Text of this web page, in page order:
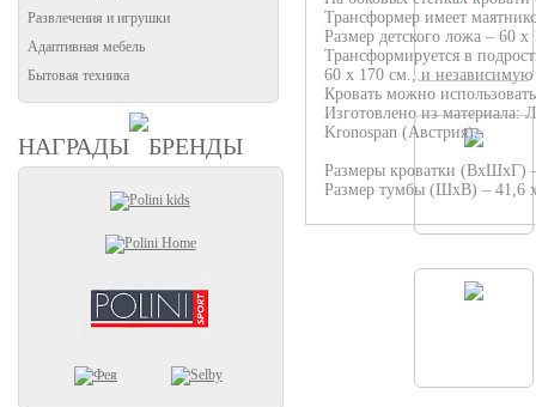
Развлечения и игрушки
Адаптивная мебель
Бытовая техника
НАГРАДЫ БРЕНДЫ
Трансформер имеет
Размер детского ложа – 60 х
Трансформируется в
60 х 170 см., и
Кровать можно
Изготовлено из
Kronospan (Австрия).
Размеры кроватки (ВхШхГ)
Размер тумбы (ШхВ) – 41,6